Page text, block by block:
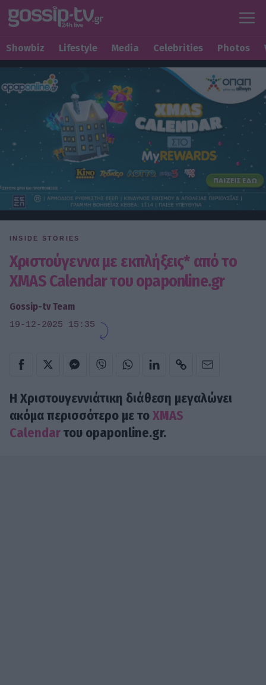
Showbiz Lifestyle Media Celebrities Photos
INSIDE STORIES
Χριστούγεννα με εκπλήξεις* από το
XMAS Calendar του opaponline.gr
Gossip-tv Team
19-12-2025 15:35
Η Χριστουγεννιάτικη διάθεση μεγαλώνει
ακόμα περισσότερο με τοXMAS
Calendarτου opaponline.gr.